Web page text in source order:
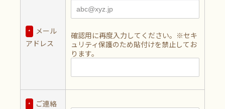
*
メール
アドレス
確認用に再度入力してください。※セキ
ュリティ保護のため貼付けを禁止してお
ります。
*
ご連絡